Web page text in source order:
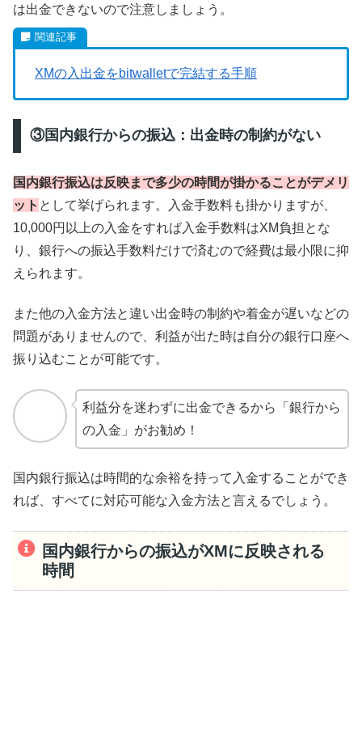
は出金できないので注意しましょう。
XMの入出金をbitwalletで完結する手順
③国内銀行からの振込：出金時の制約がない
国内銀行振込は反映まで多少の時間が掛かることがデメリ
ット として挙げられます。入金手数料も掛かりますが、
10,000円以上の入金をすれば入金手数料はXM負担とな
り、銀行への振込手数料だけで済むので経費は最小限に抑
えられます。
また他の入金方法と違い出金時の制約や着金が遅いなどの
問題がありませんので、利益が出た時は自分の銀行口座へ
振り込むことが可能です。
利益分を迷わずに出金できるから「銀行から
の入金」がお勧め！
国内銀行振込は時間的な余裕を持って入金することができ
れば、すべてに対応可能な入金方法と言えるでしょう。
国内銀行からの振込がXMに反映される
時間